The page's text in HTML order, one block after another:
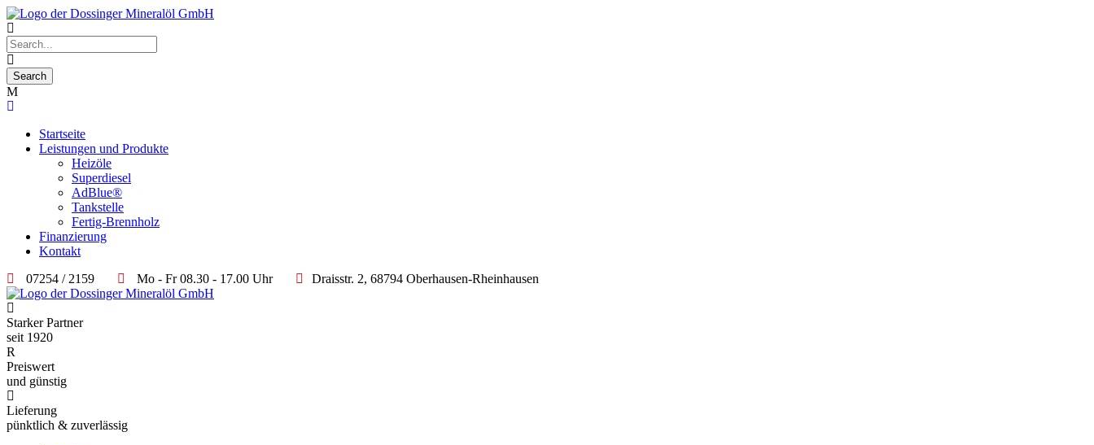
Startseite
Leistungen und Produkte
Heizöle
Superdiesel
AdBlue®
Tankstelle
Fertig-Brennholz
Finanzierung
Kontakt
07254 / 2159
Mo - Fr 08.30 - 17.00 Uhr Draisstr. 2, 68794 Oberhausen-Rheinhausen
Starker Partner
seit 1920
Preiswert
und günstig
Lieferung
pünktlich & zuverlässig